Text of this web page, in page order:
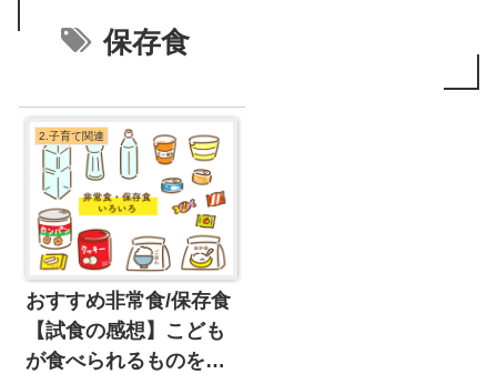
保存食
2.子育て関連
おすすめ非常食/保存食
【試食の感想】こども
が食べられるものを保